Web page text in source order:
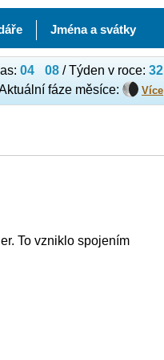
Jména a svátky
04 08 / Týden v roce: 32
fáze měsíce: Více
To vzniklo spojením